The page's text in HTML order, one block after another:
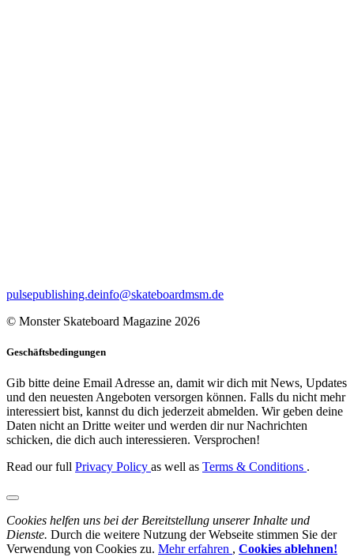
pulsepublishing.deinfo@skateboardmsm.de
© Monster Skateboard Magazine 2026
Geschäftsbedingungen
Gib bitte deine Email Adresse an, damit wir dich mit News, Updates
und den neuesten Angeboten versorgen können. Falls du nicht mehr
interessiert bist, kannst du dich jederzeit abmelden. Wir geben deine
Daten nicht an Dritte weiter und werden dir nur Nachrichten
schicken, die dich auch interessieren. Versprochen!
Read our full Privacy Policy as well as Terms & Conditions .
Cookies helfen uns bei der Bereitstellung unserer Inhalte und
Dienste. Durch die weitere Nutzung der Webseite stimmen Sie der
Verwendung von Cookies zu. Mehr erfahren , Cookies ablehnen!